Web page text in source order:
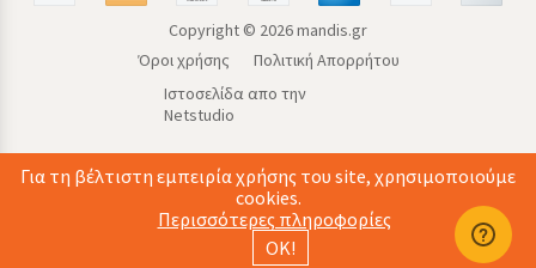
Copyright © 2026mandis.gr
Όροι χρήσης
Πολιτική Απορρήτου
Ιστοσελίδα απο την
Netstudio
Για τη βέλτιστη εμπειρία χρήσης του site, χρησιμοποιούμε
cookies.
Περισσότερες πληροφορίες
ΟΚ!